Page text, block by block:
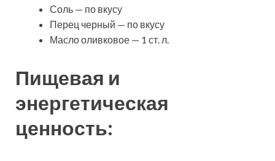
Соль — по вкусу
Перец черный — по вкусу
Масло оливковое — 1 ст. л.
Пищевая и
энергетическая
ценность: